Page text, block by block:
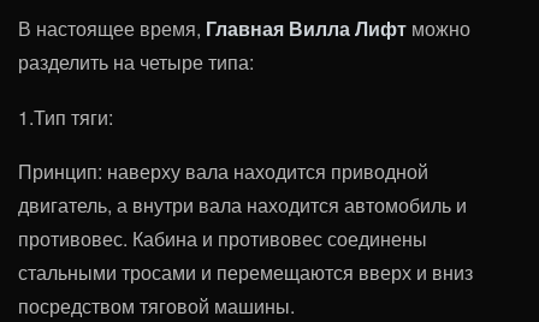
В настоящее время, Главная Вилла Лифт можно
разделить на четыре типа:
1.Тип тяги:
Принцип: наверху вала находится приводной
двигатель, а внутри вала находится автомобиль и
противовес. Кабина и противовес соединены
стальными тросами и перемещаются вверх и вниз
посредством тяговой машины.